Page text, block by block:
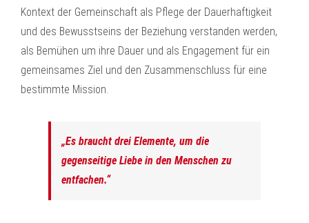
Kontext der Gemeinschaft als Pflege der Dauerhaftigkeit
und des Bewusstseins der Beziehung verstanden werden,
als Bemühen um ihre Dauer und als Engagement für ein
gemeinsames Ziel und den Zusammenschluss für eine
bestimmte Mission.
„Es braucht drei Elemente, um die
gegenseitige Liebe in den Menschen zu
entfachen.“